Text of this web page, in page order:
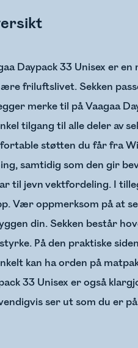
Daypack 33 Unisex er
friluftslivet. Sekken
merke til på Vaagaa
tilgang til alle deler av
støtten du får fra
samtidig som den gir
til jevn vektfordeling. I
Vær oppmerksom på at
din. Sekken består
På den praktiske
kan ha orden på
33 Unisex er også
ser ut som du er